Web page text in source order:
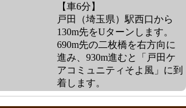
【車6分】
戸田（埼玉県）駅西口から
130m先をUターンします。
690m先の二枚橋を右方向に
進み、930m進むと「戸田ケ
アコミュニティそよ風」に到
着します。